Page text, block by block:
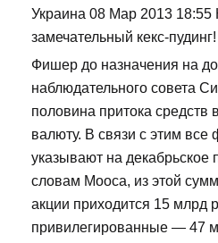
Украина 08 Мар 2013 18:55
замечательный кекс-пудинг!
Фишер до назначения на
наблюдательного совета
половина притока средств
валюту. В связи с этим все
указывают на
словам Мооса, из этой
акции приходится 15 млрд
привилегированные — 47